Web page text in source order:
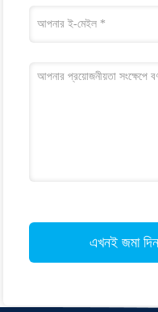
এখনই জমা দিন